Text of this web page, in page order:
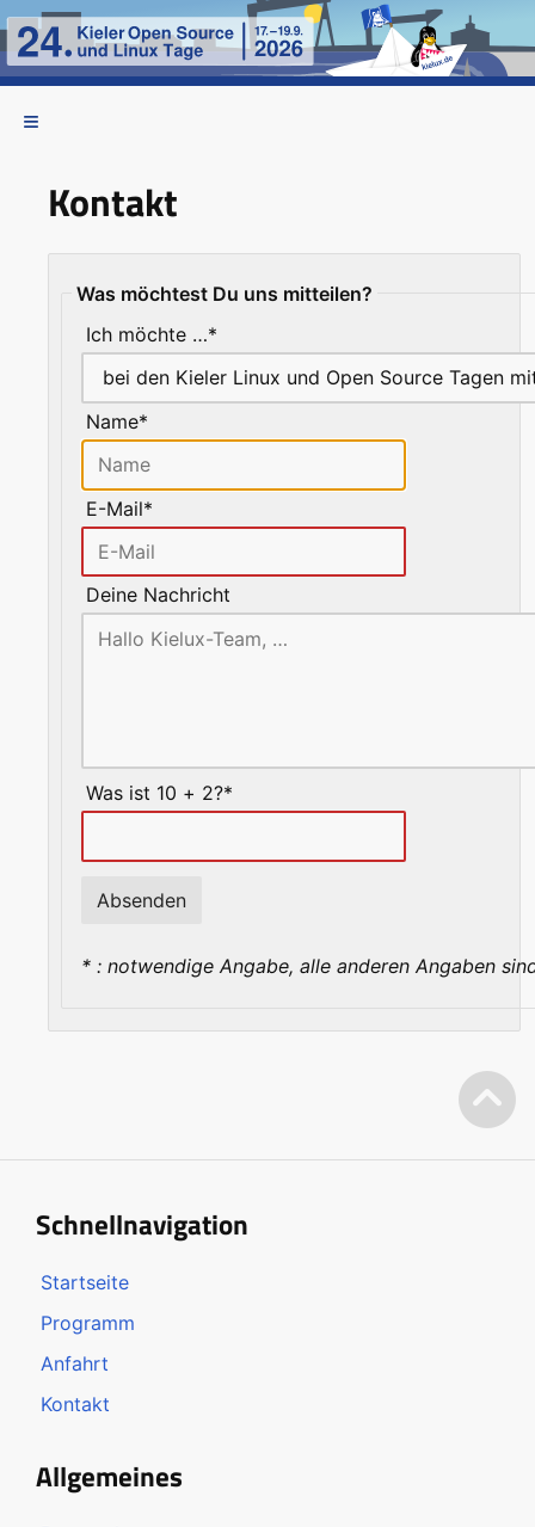
Kontakt
Was möchtest Du uns mitteilen?
Ich möchte …*
Name*
E-Mail*
Deine Nachricht
Was ist 10 + 2?*
* : notwendige Angabe, alle anderen Angaben
Schnellnavigation
Startseite
Programm
Anfahrt
Kontakt
Allgemeines